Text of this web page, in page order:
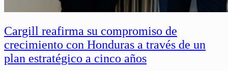
Cargill reafirma su compromiso de
crecimiento con Honduras a través de un
plan estratégico a cinco años